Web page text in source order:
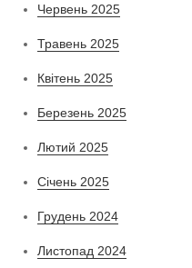
Червень 2025
Травень 2025
Квітень 2025
Березень 2025
Лютий 2025
Січень 2025
Грудень 2024
Листопад 2024